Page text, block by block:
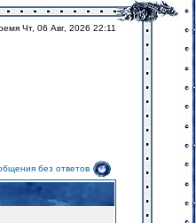
Чт, 06 Авг, 2026 22:11
без ответов